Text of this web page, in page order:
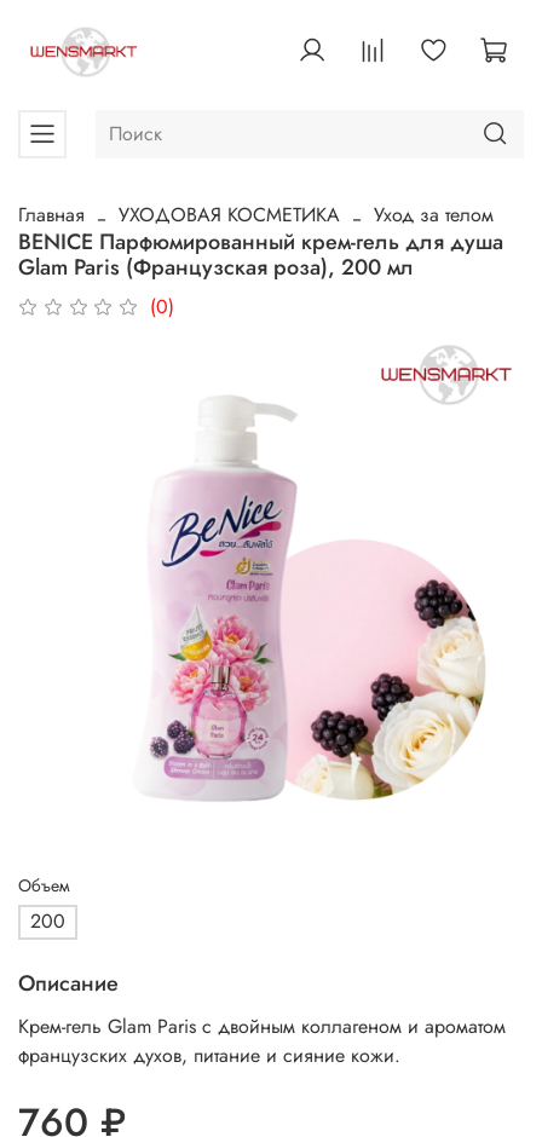
Главная УХОДОВАЯ КОСМЕТИКА Уход за телом
BENICE Парфюмированный крем-гель для душа
Glam Paris (Французская роза), 200 мл
(0)
Объем
200
Описание
Крем-гель Glam Paris с двойным коллагеном и ароматом
французских духов, питание и сияние кожи.
760 ₽